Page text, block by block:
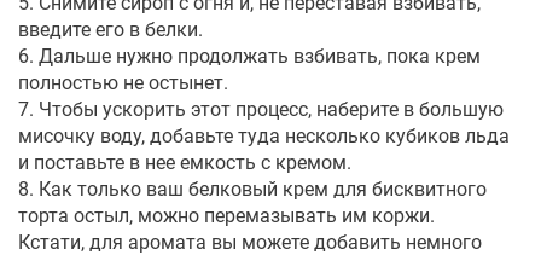
введите его в белки.
6. Дальше нужно продолжать взбивать, пока крем
полностью не остынет.
7. Чтобы ускорить этот процесс, наберите в большую
мисочку воду, добавьте туда несколько кубиков льда
и поставьте в нее емкость с кремом.
8. Как только ваш белковый крем для бисквитного
торта остыл, можно перемазывать им коржи.
Кстати, для аромата вы можете добавить немного